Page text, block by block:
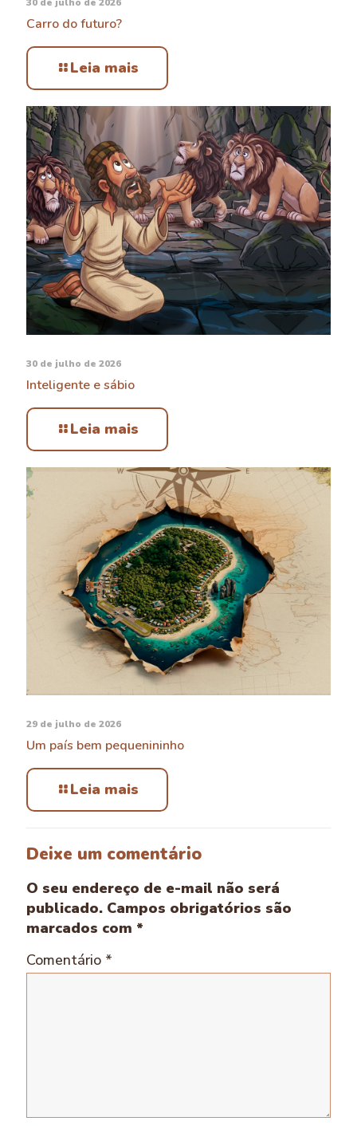
Carro do futuro?
Leia mais
30 de julho de 2026
Inteligente e sábio
Leia mais
29 de julho de 2026
Um país bem pequenininho
Leia mais
Deixe um comentário
O seu endereço de e-mail não será
publicado. Campos obrigatórios são
marcados com *
Comentário *